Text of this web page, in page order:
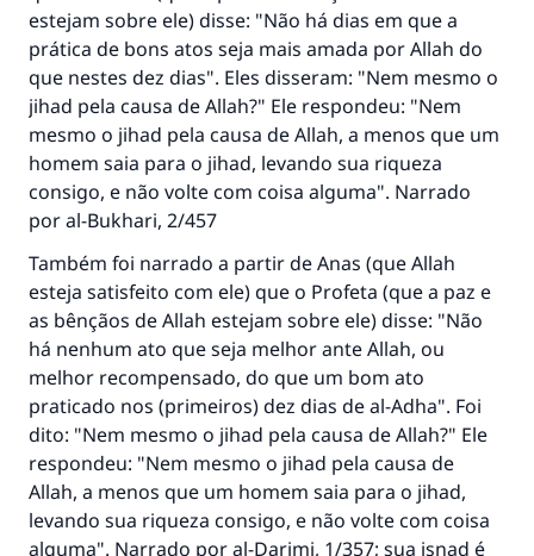
estejam sobre ele) disse: "Não há dias em que a
prática de bons atos seja mais amada por Allah do
que nestes dez dias". Eles disseram: "Nem mesmo o
jihad pela causa de Allah?" Ele respondeu: "Nem
mesmo o jihad pela causa de Allah, a menos que um
homem saia para o jihad, levando sua riqueza
consigo, e não volte com coisa alguma". Narrado
por al-Bukhari, 2/457
Também foi narrado a partir de Anas (que Allah
esteja satisfeito com ele) que o Profeta (que a paz e
as bênçãos de Allah estejam sobre ele) disse: "Não
há nenhum ato que seja melhor ante Allah, ou
melhor recompensado, do que um bom ato
praticado nos (primeiros) dez dias de al-Adha". Foi
dito: "Nem mesmo o jihad pela causa de Allah?" Ele
respondeu: "Nem mesmo o jihad pela causa de
Allah, a menos que um homem saia para o jihad,
levando sua riqueza consigo, e não volte com coisa
alguma". Narrado por al-Darimi, 1/357; sua isnad é